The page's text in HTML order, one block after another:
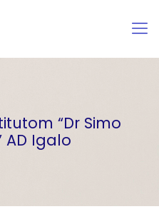
“Dr Simo
AD Igalo